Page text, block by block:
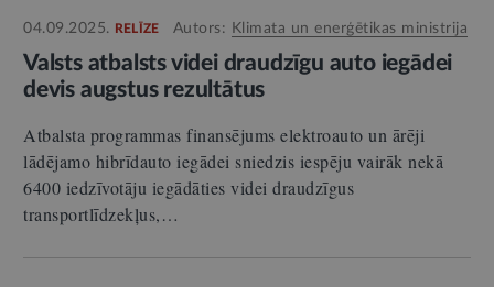
04.09.2025. RELĪZE Autors: Klimata un enerģētikas ministrija
Valsts atbalsts videi draudzīgu auto iegādei
devis augstus rezultātus
Atbalsta programmas finansējums elektroauto un ārēji
lādējamo hibrīdauto iegādei sniedzis iespēju vairāk nekā
6400 iedzīvotāju iegādāties videi draudzīgus
transportlīdzekļus,…